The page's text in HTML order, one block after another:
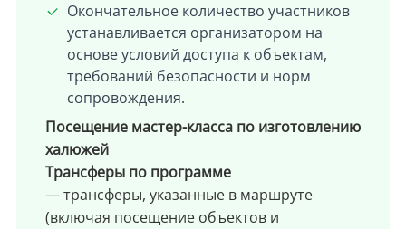
Окончательное количество участников
устанавливается организатором на
основе условий доступа к объектам,
требований безопасности и норм
сопровождения.
Посещение мастер-класса по изготовлению
халюжей
Трансферы по программе
— трансферы, указанные в маршруте
(включая посещение объектов и